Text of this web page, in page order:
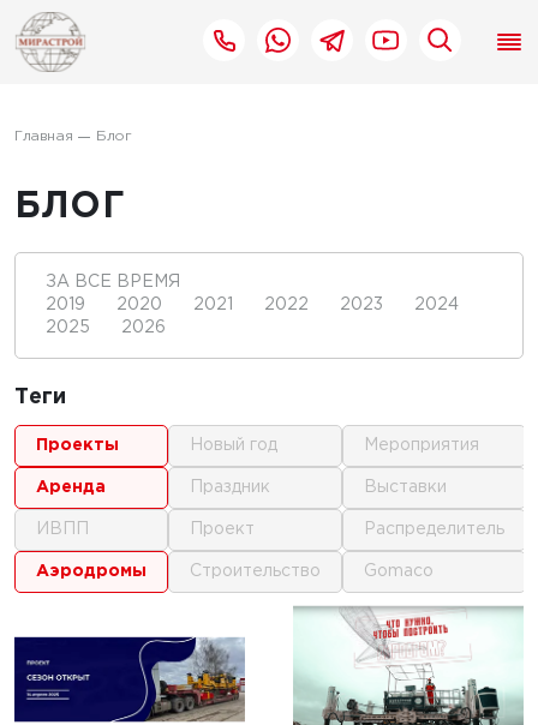
Главная Блог
БЛОГ
1
1
16 июня 2025 г.
ЗА ВСЕ ВРЕМЯ
2019
2020 2021 2022 2023
2024
2025
2026
Теги
проекты
аренда
ИВПП
аэродромы
новый год
праздник
проект
строительство
мероприятия
выставки
распределитель
gomaco